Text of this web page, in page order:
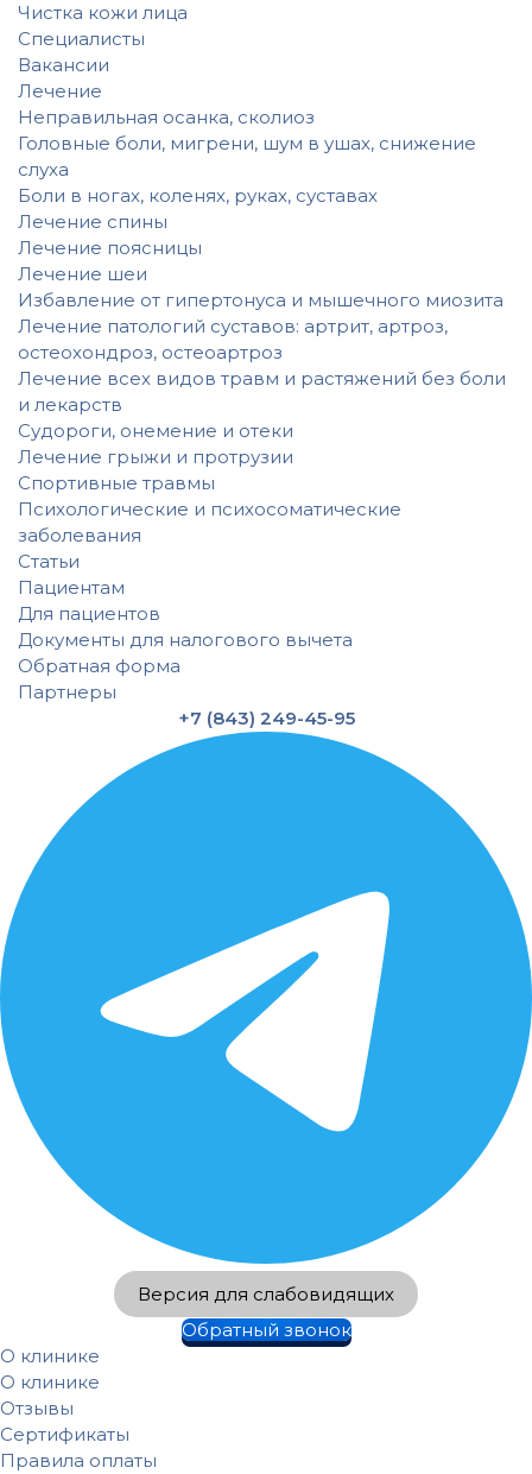
Чистка кожи лица
Специалисты
Вакансии
Лечение
Неправильная осанка, сколиоз
Головные боли, мигрени, шум в ушах, снижение
слуха
Боли в ногах, коленях, руках, суставах
Лечение спины
Лечение поясницы
Лечение шеи
Избавление от гипертонуса и мышечного миозита
Лечение патологий суставов: артрит, артроз,
остеохондроз, остеоартроз
Лечение всех видов травм и растяжений без боли
и лекарств
Судороги, онемение и отеки
Лечение грыжи и протрузии
Спортивные травмы
Психологические и психосоматические
заболевания
Статьи
Пациентам
Для пациентов
Документы для налогового вычета
Обратная форма
Партнеры
+7 (843) 249-45-95
Версия для слабовидящих
Обратный звонок
О клинике
О клинике
Отзывы
Сертификаты
Правила оплаты